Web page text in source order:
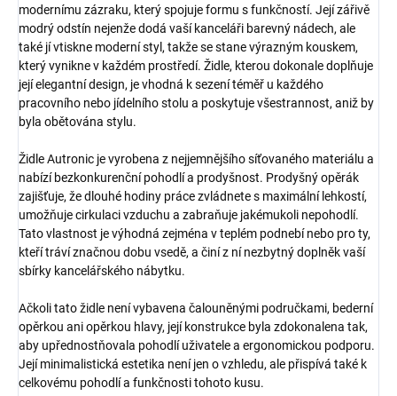
modernímu zázraku, který spojuje formu s funkčností. Její zářivě
modrý odstín nejenže dodá vaší kanceláři barevný nádech, ale
také jí vtiskne moderní styl, takže se stane výrazným kouskem,
který vynikne v každém prostředí. Židle, kterou dokonale doplňuje
její elegantní design, je vhodná k sezení téměř u každého
pracovního nebo jídelního stolu a poskytuje všestrannost, aniž by
byla obětována stylu.
Židle Autronic je vyrobena z nejjemnějšího síťovaného materiálu a
nabízí bezkonkurenční pohodlí a prodyšnost. Prodyšný opěrák
zajišťuje, že dlouhé hodiny práce zvládnete s maximální lehkostí,
umožňuje cirkulaci vzduchu a zabraňuje jakémukoli nepohodlí.
Tato vlastnost je výhodná zejména v teplém podnebí nebo pro ty,
kteří tráví značnou dobu vsedě, a činí z ní nezbytný doplněk vaší
sbírky kancelářského nábytku.
Ačkoli tato židle není vybavena čalouněnými područkami, bederní
opěrkou ani opěrkou hlavy, její konstrukce byla zdokonalena tak,
aby upřednostňovala pohodlí uživatele a ergonomickou podporu.
Její minimalistická estetika není jen o vzhledu, ale přispívá také k
celkovému pohodlí a funkčnosti tohoto kusu.